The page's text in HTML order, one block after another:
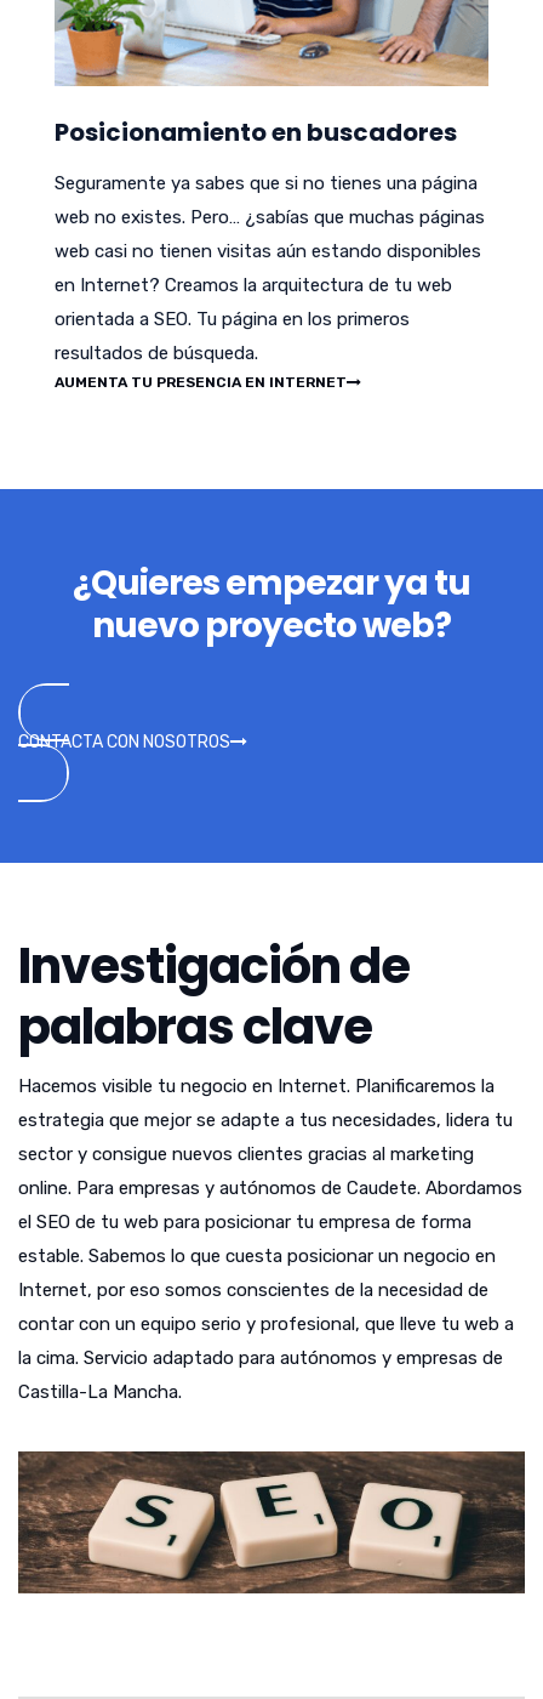
Posicionamiento en buscadores
Seguramente ya sabes que si no tienes una página
web no existes. Pero… ¿sabías que muchas páginas
web casi no tienen visitas aún estando disponibles
en Internet? Creamos la arquitectura de tu web
orientada a SEO. Tu página en los primeros
resultados de búsqueda.
AUMENTA TU PRESENCIA EN INTERNET
¿Quieres empezar ya tu
nuevo proyecto web?
CONTACTA CON NOSOTROS
Investigación de
palabras clave
Hacemos visible tu negocio en Internet. Planificaremos la
estrategia que mejor se adapte a tus necesidades, lidera tu
sector y consigue nuevos clientes gracias al marketing
online. Para empresas y autónomos de Caudete. Abordamos
el SEO de tu web para posicionar tu empresa de forma
estable. Sabemos lo que cuesta posicionar un negocio en
Internet, por eso somos conscientes de la necesidad de
contar con un equipo serio y profesional, que lleve tu web a
la cima. Servicio adaptado para autónomos y empresas de
Castilla-La Mancha.